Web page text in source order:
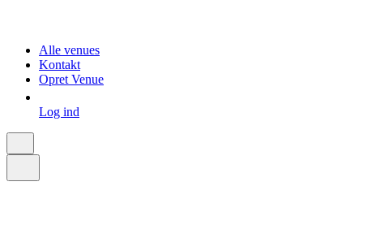
Alle venues
Kontakt
Opret Venue
Log ind